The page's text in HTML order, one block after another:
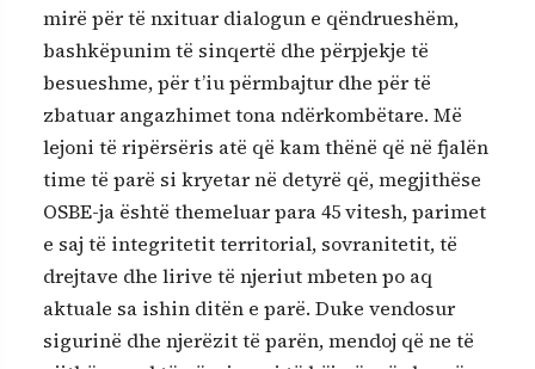
mirë për të nxituar dialogun e qëndrueshëm,
bashkëpunim të sinqertë dhe përpjekje të
besueshme, për t’iu përmbajtur dhe për të
zbatuar angazhimet tona ndërkombëtare. Më
lejoni të ripërsëris atë që kam thënë që në fjalën
time të parë si kryetar në detyrë që, megjithëse
OSBE-ja është themeluar para 45 vitesh, parimet
e saj të integritetit territorial, sovranitetit, të
drejtave dhe lirive të njeriut mbeten po aq
aktuale sa ishin ditën e parë. Duke vendosur
sigurinë dhe njerëzit të parën, mendoj që ne të